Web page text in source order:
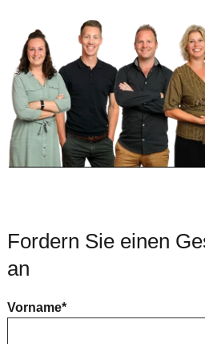
Fordern Sie einen
an
Vorname*